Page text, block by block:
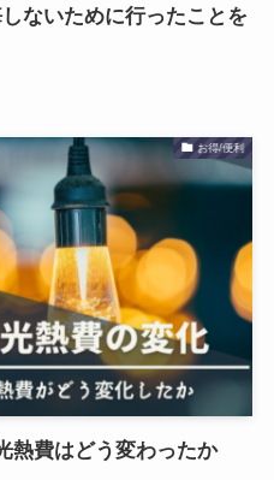
ないために行ったことを
お得/便利
熱費はどう変わったか